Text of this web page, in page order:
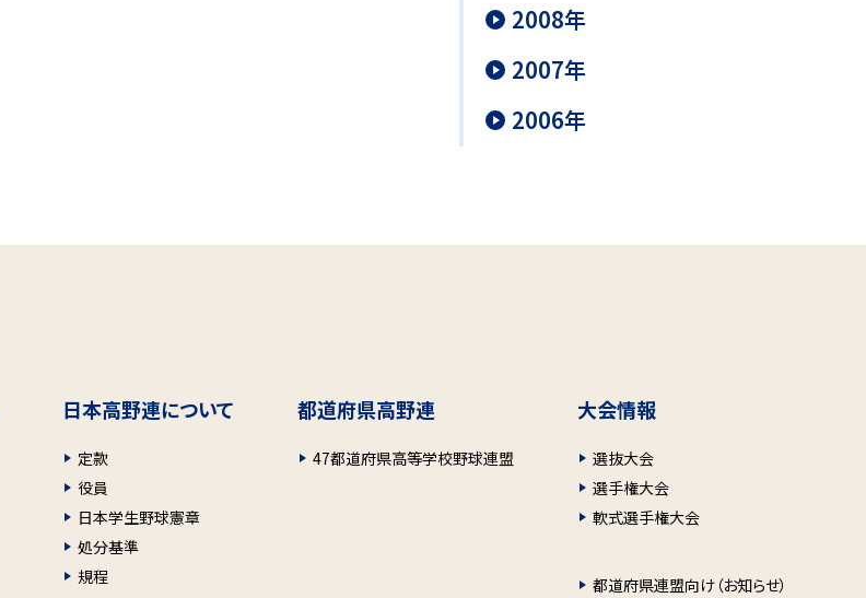
2008年
2007年
2006年
日本高野連について
定款
役員
日本学生野球憲章
処分基準
規程
都道府県高野連
47都道府県高等学校野球連盟
大会情報
選抜大会
選手権大会
軟式選手権大会
都道府県連盟向け（お知らせ）